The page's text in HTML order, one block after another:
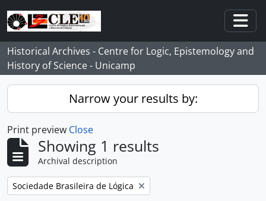
Skip to main content
Historical Archives - Centre for Logic, Epistemology and
History of Science - Unicamp
Narrow your results by:
Print preview Close
Showing 1 results
Archival description
Remove filter:
Sociedade Brasileira de Lógica